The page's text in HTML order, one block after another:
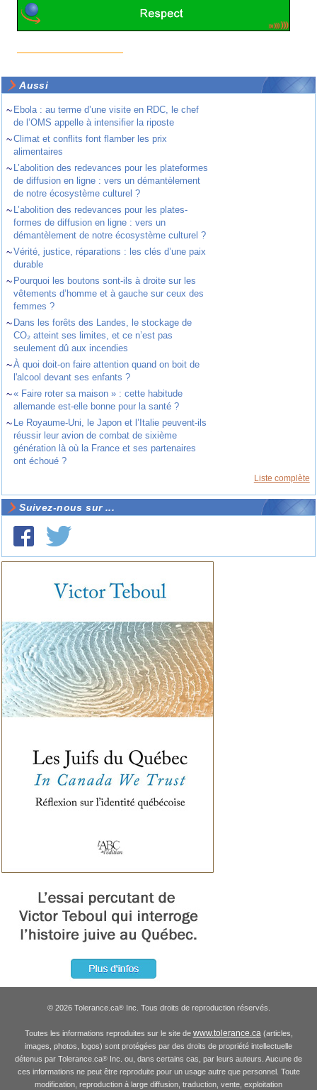
Aussi
~ Ebola : au terme d’une visite en RDC, le chef
de l’OMS appelle à intensifier la riposte
~Climat et conflits font flamber les prix
alimentaires
~ L’abolition des redevances pour les plateformes
de diffusion en ligne : vers un démantèlement
de notre écosystème culturel ?
~ L’abolition des redevances pour les plates-
formes de diffusion en ligne : vers un
démantèlement de notre écosystème culturel ?
~Vérité, justice, réparations : les clés d’une paix
durable
~ Pourquoi les boutons sont-ils à droite sur les
vêtements d’homme et à gauche sur ceux des
femmes ?
~ Dans les forêts des Landes, le stockage de
CO₂ atteint ses limites, et ce n’est pas
seulement dû aux incendies
~À quoi doit-on faire attention quand on boit de
l'alcool devant ses enfants ?
~« Faire roter sa maison » : cette habitude
allemande est-elle bonne pour la santé ?
~ Le Royaume-Uni, le Japon et l’Italie peuvent-ils
réussir leur avion de combat de sixième
génération là où la France et ses partenaires
ont échoué ?
Liste complète
Suivez-nous sur ...
© 2026 Tolerance.ca®Inc. Tous droits de reproduction réservés.
Toutes les informations reproduites sur le site de www.tolerance.ca(articles,
images, photos, logos) sont protégées par des droits de propriété intellectuelle
détenus par Tolerance.ca® Inc. ou, dans certains cas, par leurs auteurs. Aucune de
ces informations ne peut être reproduite pour un usage autre que personnel. Toute
modification, reproduction à large diffusion, traduction, vente, exploitation